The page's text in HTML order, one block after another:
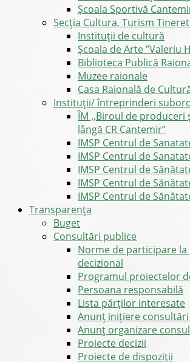
Școala Sportivă
Secția Cultura, Turism
Instituții de cultură
Școala de Arte ”Valeriu
Biblioteca Publică
Muzee raionale
Casa Raională de
Instituții/ întreprinderi
ÎM ,,Biroul de produceri
lângă CR Cantemir”
IMSP Centrul de
IMSP Centrul de
IMSP Centrul de
IMSP Centrul de
IMSP Centrul de
Transparența
Buget
Consultări publice
Norme de participare la
decizional
Programul proiectelor
Persoana responsabilă
Lista părților interesate
Anunț inițiere
Anunț organizare
Proiecte decizii
Proiecte de dispoziții